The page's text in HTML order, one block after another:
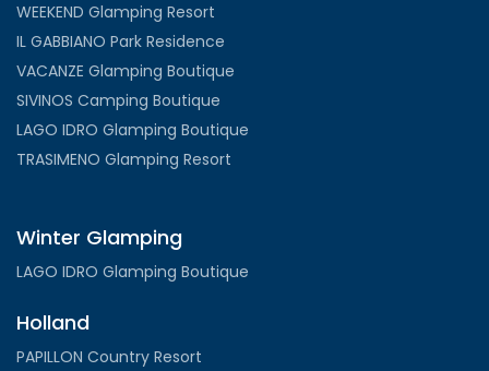
WEEKEND Glamping Resort
IL GABBIANO Park Residence
VACANZE Glamping Boutique
SIVINOS Camping Boutique
LAGO IDRO Glamping Boutique
TRASIMENO Glamping Resort
Winter Glamping
LAGO IDRO Glamping Boutique
Holland
PAPILLON Country Resort